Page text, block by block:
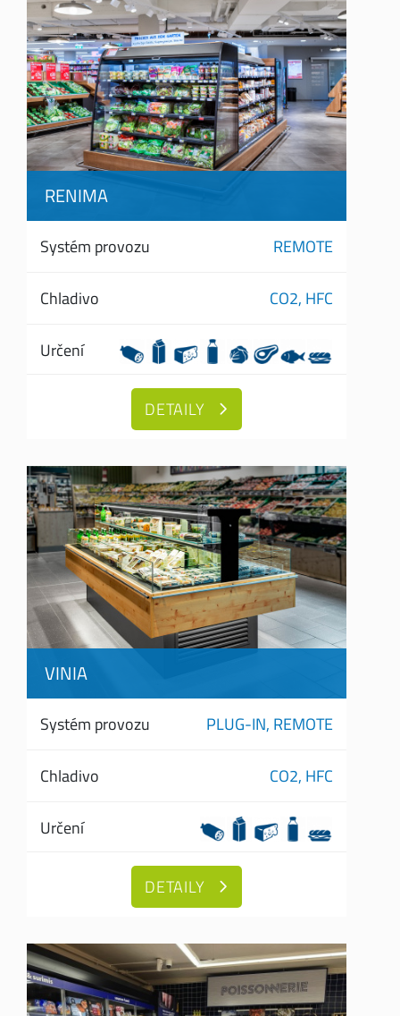
RENIMA
Systém provozu REMOTE
Chladivo CO2, HFC
Určení
DETAILY
VINIA
Systém provozu PLUG-IN, REMOTE
Chladivo CO2, HFC
Určení
DETAILY